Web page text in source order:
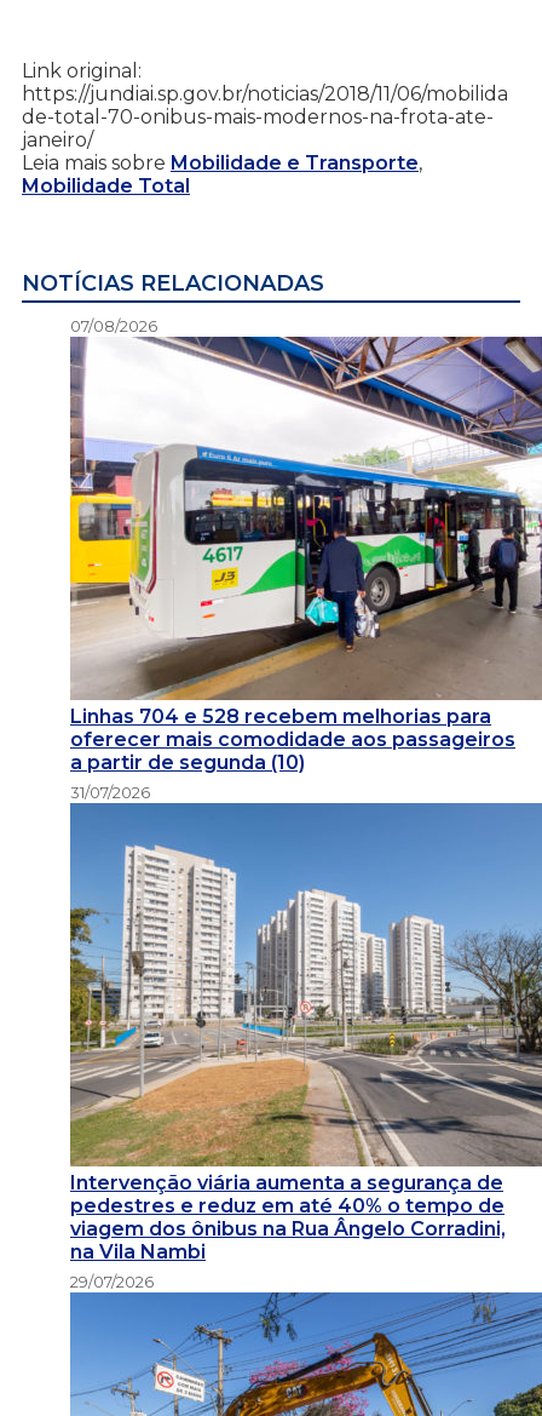
Link original:
https://jundiai.sp.gov.br/noticias/2018/11/06/mobilida
de-total-70-onibus-mais-modernos-na-frota-ate-
janeiro/
Leia mais sobre Mobilidade e Transporte,
Mobilidade Total
NOTÍCIAS RELACIONADAS
07/08/2026
Linhas 704 e 528 recebem melhorias para
oferecer mais comodidade aos passageiros
a partir de segunda (10)
31/07/2026
Intervenção viária aumenta a segurança de
pedestres e reduz em até 40% o tempo de
viagem dos ônibus na Rua Ângelo Corradini,
na Vila Nambi
29/07/2026